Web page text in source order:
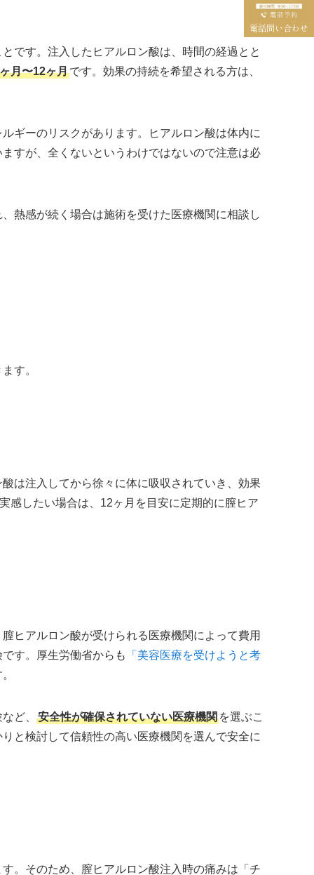
電話問い合わせ
です。注入したヒアルロン酸は、時間の経過とと
月〜12ヶ月です。効果の持続を希望される方は、
ギーのリスクがあります。ヒアルロン酸は体内に
すが、全くないというわけではないので注意は必
熱感が続く場合は施術を受けた医療機関に相談し
す。
は注入してから徐々に体に吸収されていき、効果
感したい場合は、12ヶ月を目安に定期的に膣ヒア
ヒアルロン酸が受けられる医療機関によって費用
す。厚生労働省からも
「美容医療を受けようと考
ど、 安全性が確保されていない医療機関 を選ぶこ
と検討して信頼性の高い医療機関を選んで安全に
。そのため、膣ヒアルロン酸注入時の痛みは「チ